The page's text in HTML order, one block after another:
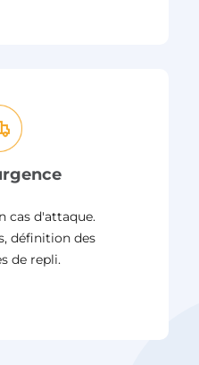
cas d'attaque.
définition des
de repli.